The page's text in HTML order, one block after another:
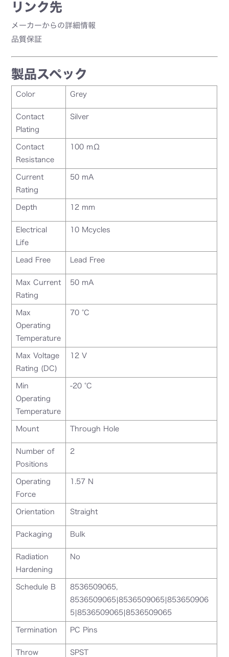
リンク先
メーカーからの詳細情報
品質保証
製品スペック
Color Grey
Contact
Plating
Silver
Contact
Resistance
100 mΩ
Current
Rating
50 mA
Depth 12 mm
Electrical
Life
10 Mcycles
Lead Free Lead Free
Max Current
Rating
50 mA
Max
Operating
Temperature
70 °C
Max Voltage
Rating (DC)
12 V
Min
Operating
Temperature
-20 °C
Mount Through Hole
Number of
Positions
2
Operating
Force
1.57 N
Orientation Straight
Packaging Bulk
Radiation
Hardening
No
Schedule B
8536509065,
8536509065|8536509065|853650906
5|8536509065|8536509065
Termination PC Pins
Throw
SPST